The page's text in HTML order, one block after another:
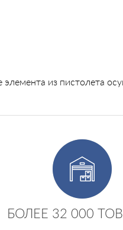
из пистолета
БОЛЕЕ 32 000